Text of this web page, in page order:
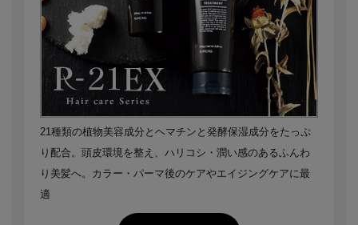
21種類の植物美容成分とヘマチンと発酵保湿成分をたっぷ
り配合。頭皮環境を整え、ハリコシ・潤い感のあるふんわ
り美髪へ。カラー・パーマ後のケアやエイジングケアに最
適